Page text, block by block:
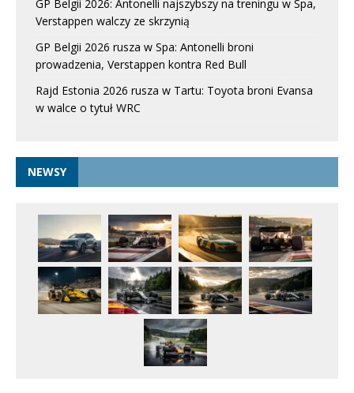
GP Belgii 2026: Antonelli najszybszy na treningu w Spa,
Verstappen walczy ze skrzynią
GP Belgii 2026 rusza w Spa: Antonelli broni
prowadzenia, Verstappen kontra Red Bull
Rajd Estonia 2026 rusza w Tartu: Toyota broni Evansa
w walce o tytuł WRC
NEWSY